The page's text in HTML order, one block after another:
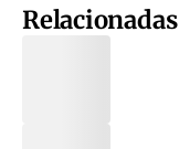
Relacionadas